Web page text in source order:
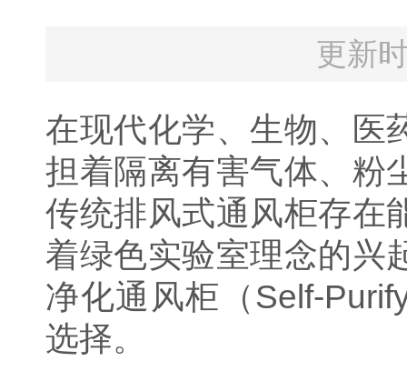
更新
在现代化学、生物、医
担着隔离有害气体、粉
传统排风式通风柜存在
着绿色实验室理念的
净化通风柜（Self-
选择。